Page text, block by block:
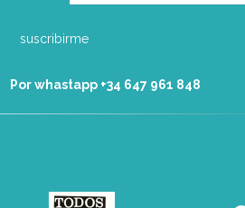
Por whastapp +34 ‭647 961 848‬